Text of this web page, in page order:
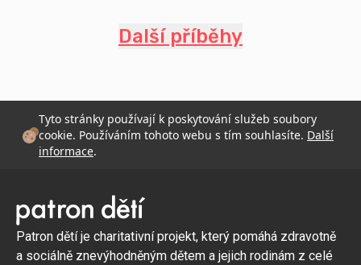
Další příběhy
Tyto stránky používají k poskytování služeb soubory
cookie. Používáním tohoto webu s tím souhlasíte. Další
informace.
Patron dětí je charitativní projekt, který pomáhá zdravotně
a sociálně znevýhodněným dětem a jejich rodinám z celé